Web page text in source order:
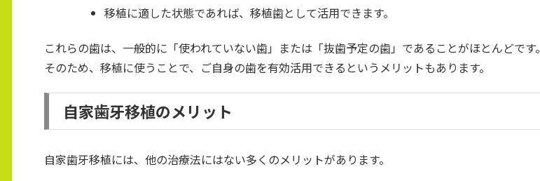
移植に適した状態であれば、移植歯として活用できます。
これらの歯は、一般的に「使われていない歯」または「抜歯予定の歯」であることがほとんどです。
そのため、移植に使うことで、ご自身の歯を有効活用できるというメリットもあります。
自家歯牙移植のメリット
自家歯牙移植には、他の治療法にはない多くのメリットがあります。